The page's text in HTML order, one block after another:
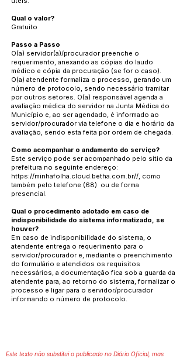
Qual o valor?
Gratuito
Passo a Passo
O(a) servidor(a)/procurador preenche o
requerimento, anexando as cópias do laudo
médico e cópia da procuração (se for o caso).
O(a) atendente formaliza o processo, gerando um
número de protocolo, sendo necessário tramitar
por outros setores. O(a) responsável agenda a
avaliação médica do servidor na Junta Médica do
Município e, ao ser agendado, é informado ao
servidor/procurador via telefone o dia e horário da
avaliação, sendo esta feita por ordem de chegada.
Como acompanhar o andamento do serviço?
Este serviço pode ser acompanhado pelo sítio da
prefeitura no seguinte endereço:
https://minhafolha.cloud.betha.com.br//, como
também pelo telefone (68) ou de forma
presencial.
Qual o procedimento adotado em caso de
indisponibilidade do sistema informatizado, se
houver?
Em caso de indisponibilidade do sistema, o
atendente entrega o requerimento para o
servidor/procurador e, mediante o preenchimento
do formulário e atendidos os requisitos
necessários, a documentação fica sob a guarda da
atendente para, ao retorno do sistema, formalizar o
processo e ligar para o servidor/procurador
informando o número de protocolo.
Este texto não substitui o publicado no Diário Oficial, mas